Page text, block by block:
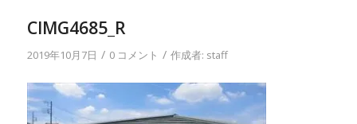
CIMG4685_R
2019年10月7日 / 0 コメント / 作成者: staff